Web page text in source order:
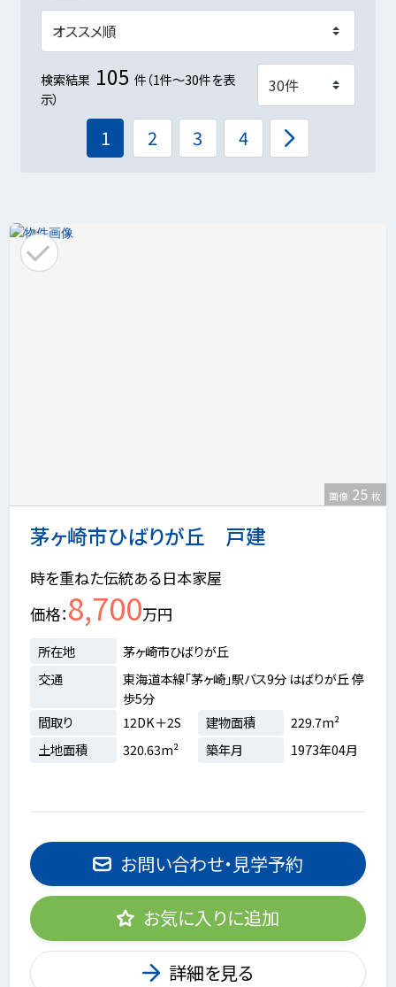
検索結果 105 件（1件～30件を表
示）
1 2 3 4
茅ヶ崎市ひばりが丘 戸建
画像 25 枚
時を重ねた伝統ある日本家屋
価格 8,700万円
所在地
茅ヶ崎市ひばりが丘
交通
東海道本線「茅ヶ崎」駅バス9分 はばりが丘 停
歩5分
間取り
12DK＋2S 建物面積
229.7m²
土地面積
320.63m² 築年月 1973年04月
お問い合わせ・見学予約
お気に入りに追加
詳細を見る